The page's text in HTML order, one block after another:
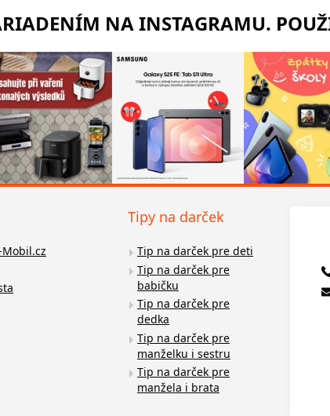
NA INSTAGRAMU.
Mobil.cz
Tipy na darček
Tip na darček pre deti
Tip na darček pre
babičku
Tip na darček pre
dedka
Tip na darček pre
manželku i sestru
Tip na darček pre
manžela i brata